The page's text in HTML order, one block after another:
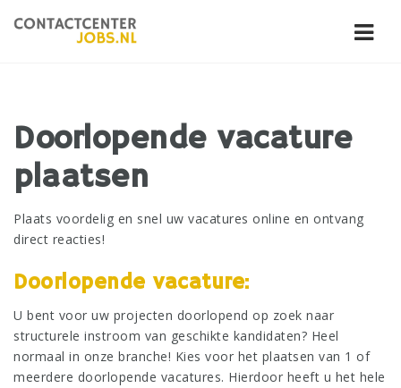
Doorlopende vacature
plaatsen
Plaats voordelig en snel uw vacatures online en ontvang
direct reacties!
Doorlopende vacature:
U bent voor uw projecten doorlopend op zoek naar
structurele instroom van geschikte kandidaten? Heel
normaal in onze branche! Kies voor het plaatsen van 1 of
meerdere doorlopende vacatures. Hierdoor heeft u het hele